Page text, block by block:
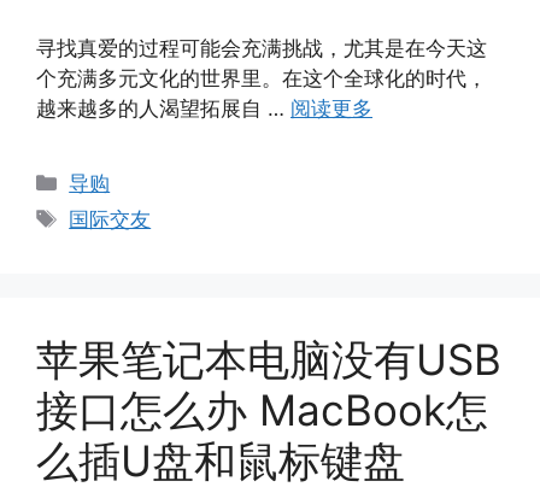
寻找真爱的过程可能会充满挑战，尤其是在今天这
个充满多元文化的世界里。在这个全球化的时代，
越来越多的人渴望拓展自 … 阅读更多
分
类
导购
标
国际交友
苹果笔记本电脑没有USB
接口怎么办 MacBook怎
么插U盘和鼠标键盘